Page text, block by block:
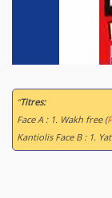
“Titres:
Face A : 1. Wakh free (
Kantiolis Face B : 1.